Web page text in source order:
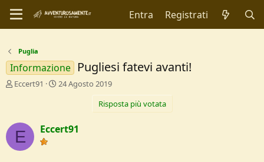
Entra Registrati
Puglia
Informazione Pugliesi fatevi avanti!
C
t
o
r
Eccert91
D
d
i
24 Agosto 2019
Risposta più votata
E Eccert91